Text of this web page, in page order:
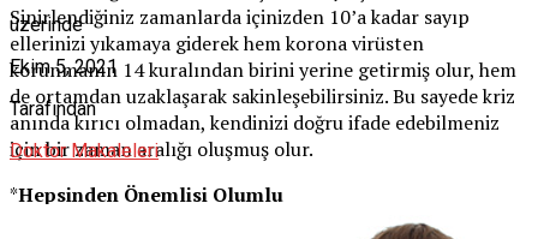
Sinirlendiğiniz zamanlarda içinizden 10’a kadar sayıp
ellerinizi yıkamaya giderek hem korona virüsten
korunmanın 14 kuralından birini yerine getirmiş olur, hem
de ortamdan uzaklaşarak sakinleşebilirsiniz. Bu sayede kriz
anında kırıcı olmadan, kendinizi doğru ifade edebilmeniz
için bir zaman aralığı oluşmuş olur.
*Hepsinden Önemlisi Olumlu
Düşüncelerimizin hayatımıza yön verdiğini
üzerinde
Ekim 5, 2021
Tarafından
Doktor Makaleleri